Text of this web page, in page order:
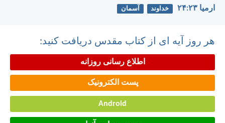
ارميا ۲۳:‏۲۴ خداوند آسمان
هر روز آیه ای از کتاب مقدس دریافت کنید:
اطلاع رسانی روزانه
پست الکترونیک
Android